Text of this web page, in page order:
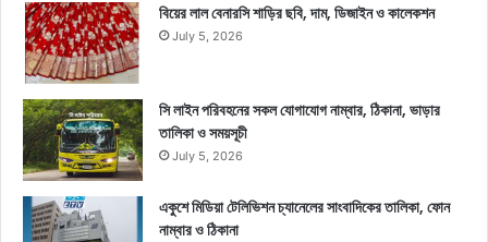
বিয়ের লাল বেনারসি শাড়ির ছবি, দাম, ডিজাইন ও কালেকশন
July 5, 2026
সি লাইন পরিবহনের সকল যোগাযোগ নাম্বার, ঠিকানা, ভাড়ার
তালিকা ও সময়সূচী
July 5, 2026
একুশে মিডিয়া টেলিভিশন চ্যানেলের সাংবাদিকের তালিকা, ফোন
নাম্বার ও ঠিকানা